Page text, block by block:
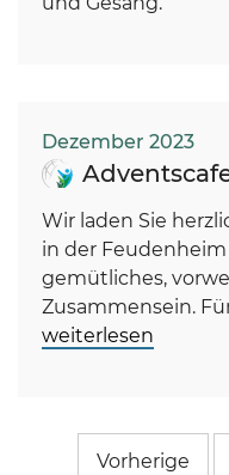
Dezember 2023
Wir laden Sie
in der Feudenheim
gemütliches,
Zusammensein.
weiterlesen
Vorherige